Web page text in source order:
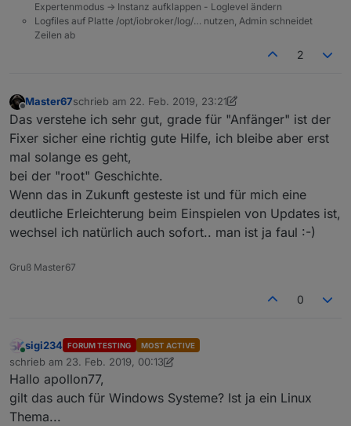
Expertenmodus -> Instanz aufklappen - Loglevel ändern
Logfiles auf Platte /opt/iobroker/log/… nutzen, Admin schneidet
Zeilen ab
2
Offline
Master67schrieb am 22. Feb. 2019, 23:21
zuletzt editiert von Master67
Das verstehe ich sehr gut, grade für "Anfänger" ist der
Fixer sicher eine richtig gute Hilfe, ich bleibe aber erst
mal solange es geht,
bei der "root" Geschichte.
Wenn das in Zukunft gesteste ist und für mich eine
deutliche Erleichterung beim Einspielen von Updates ist,
wechsel ich natürlich auch sofort.. man ist ja faul :-)
Gruß Master67
0
Online
sigi234 FORUM TESTING MOST ACTIVE
schrieb am 23. Feb. 2019, 00:13
zuletzt editiert von sigi234
Hallo apollon77,
gilt das auch für Windows Systeme? Ist ja ein Linux
Thema...